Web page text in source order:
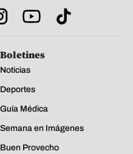
Boletines
Noticias
Deportes
Guía Médica
Semana en Imágenes
Buen Provecho